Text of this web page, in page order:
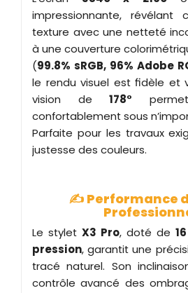
impressionnante,
texture avec une netteté
à une couverture
(99.8% sRGB, 96% Adobe
le rendu visuel est fidèle et
vision de178°
confortablement sous
Parfaite pour les travaux
justesse des couleurs.
✍️ Performance
Le stylet X3 Pro, doté de
pression, garantit une
tracé naturel. Son
contrôle avancé des